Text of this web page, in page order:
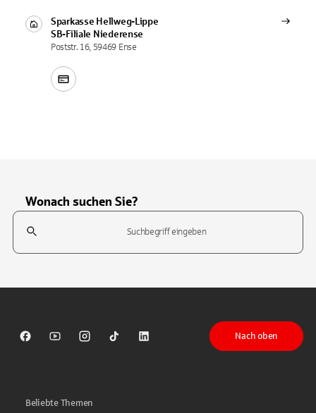
Sparkasse Hellweg-Lippe
SB-Filiale Niederense
Poststr. 16, 59469 Ense
Wonach suchen Sie?
Suchfeld
Sparkasse auf Facebook
Sparkasse auf Youtube
Sparkasse auf Instagram
Sparkasse auf TikTok
Sparkasse auf LinkedIn
Nach oben
Beliebte Themen